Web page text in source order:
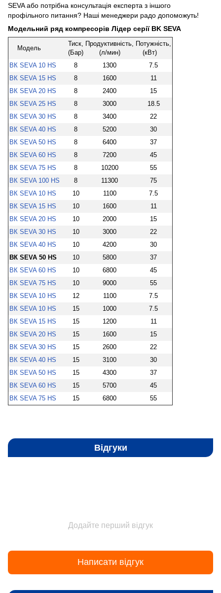
SEVA або потрібна консультація експерта з іншого
профільного питання? Наші менеджери радо допоможуть!
Модельний ряд компресорів Лідер серії BK SEVA
Модель
Тиск,
(Бар)
Продуктивність,
(л/мин)
Потужність,
(кВт)
ВК SEVA 10 HS
8 1300
7.5
ВК SEVA 15 HS
8 1600
11
ВК SEVA 20 HS
8 2400
15
ВК SEVA 25 HS
8 3000
18.5
ВК SEVA 30 HS
8 3400
22
ВК SEVA 40 HS
8 5200
30
ВК SEVA 50 HS
8 6400
37
ВК SEVA 60 HS
8 7200
45
ВК SEVA 75 HS
8 10200
55
ВК SEVA 100 HS
8 11300
75
ВК SEVA 10 HS
10 1100
7.5
ВК SEVA 15 HS
10 1600
11
ВК SEVA 20 HS
10 2000
15
ВК SEVA 30 HS
10 3000
22
ВК SEVA 40 HS
10 4200
30
ВК SEVA 50 HS
10 5800
37
ВК SEVA 60 HS
10 6800
45
ВК SEVA 75 HS
10 9000
55
ВК SEVA 10 HS
12 1100
7.5
ВК SEVA 10 HS
15 1000
7.5
ВК SEVA 15 HS
15 1200
11
ВК SEVA 20 HS
15 1600
15
ВК SEVA 30 HS
15 2600
22
ВК SEVA 40 HS
15 3100
30
ВК SEVA 50 HS
15 4300
37
ВК SEVA 60 HS
15 5700
45
ВК SEVA 75 HS
15 6800 55
Відгуки
Додайте перший відгук
Написати відгук